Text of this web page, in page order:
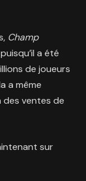
Champ
a été
de joueurs
a même
ventes de
sur